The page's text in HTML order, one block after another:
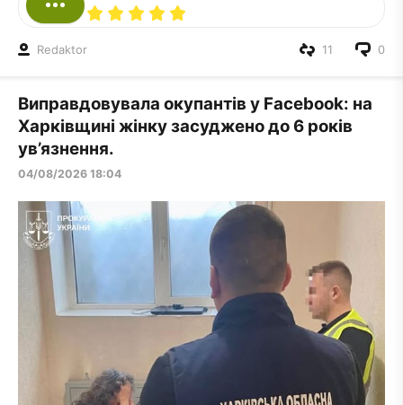
Redaktor 0
11
Виправдовувала окупантів у Facebook: на
Харківщині жінку засуджено до 6 років
ув’язнення.
04/08/2026 18:04